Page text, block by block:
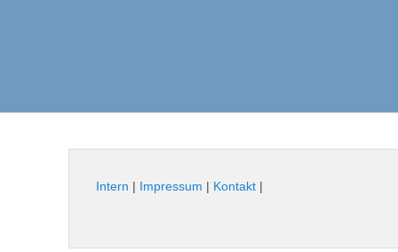
Intern | Impressum | Kontakt |